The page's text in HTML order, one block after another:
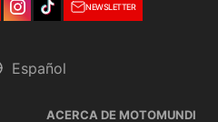
NEWSLETTER
ACERCA DE MOTOMUNDI